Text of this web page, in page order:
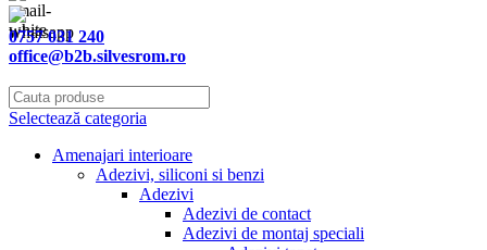
0757 031 240
office@b2b.silvesrom.ro
Selectează categoria
Amenajari interioare
Adezivi, siliconi si benzi
Adezivi
Adezivi de contact
Adezivi de montaj speciali